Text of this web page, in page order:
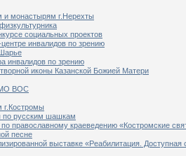
и монастырям г.Нерехты
социальных проектов
инвалидов по зрению
инвалидов по зрению
иконы Казанской Божией Матери
МО ВОС
г.Костромы
по русским шашкам
православному краеведению «Костромские
песне
выставке «Реабилитация. Доступная